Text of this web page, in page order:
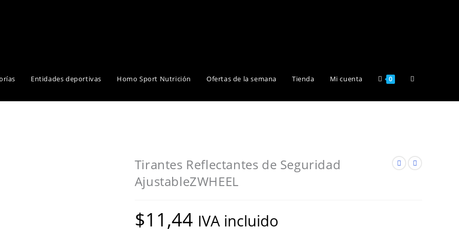
Entidades deportivas Homo Sport Nutrición Ofertas de la semana Tienda Mi cuenta 0 Alternar
Tirantes Reflectantes de Seguridad
AjustableZWHEEL
$11,44 IVA incluido